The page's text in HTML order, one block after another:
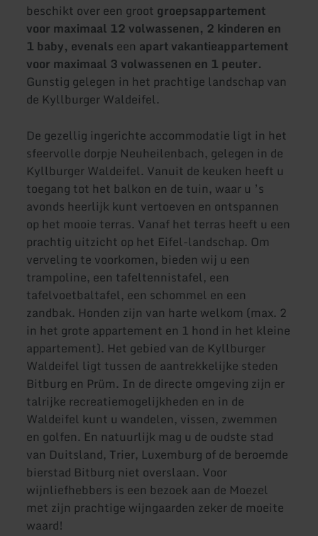
beschikt over een groot groepsappartement
voor maximaal 12 volwassenen, 2 kinderen en
1 baby, evenals een apart vakantieappartement
voor maximaal 3 volwassenen en 1 peuter.
Gunstig gelegen in het prachtige landschap van
de Kyllburger Waldeifel.
De gezellig ingerichte accommodatie ligt in het
sfeervolle dorpje Neuheilenbach, gelegen in de
Kyllburger Waldeifel. Vanuit de keuken heeft u
toegang tot het balkon en de tuin, waar u ’s
avonds heerlijk kunt vertoeven en ontspannen
op het mooie terras. Vanaf het terras heeft u een
prachtig uitzicht op het Eifel-landschap. Om
verveling te voorkomen, bieden wij u een
trampoline, een tafeltennistafel, een
tafelvoetbaltafel, een schommel en een
zandbak. Honden zijn van harte welkom (max. 2
in het grote appartement en 1 hond in het kleine
appartement). Het gebied van de Kyllburger
Waldeifel ligt tussen de aantrekkelijke steden
Bitburg en Prüm. In de directe omgeving zijn er
talrijke recreatiemogelijkheden en in de
Waldeifel kunt u wandelen, vissen, zwemmen
en golfen. En natuurlijk mag u de oudste stad
van Duitsland, Trier, Luxemburg of de beroemde
bierstad Bitburg niet overslaan. Voor
wijnliefhebbers is een bezoek aan de Moezel
met zijn prachtige wijngaarden zeker de moeite
waard!